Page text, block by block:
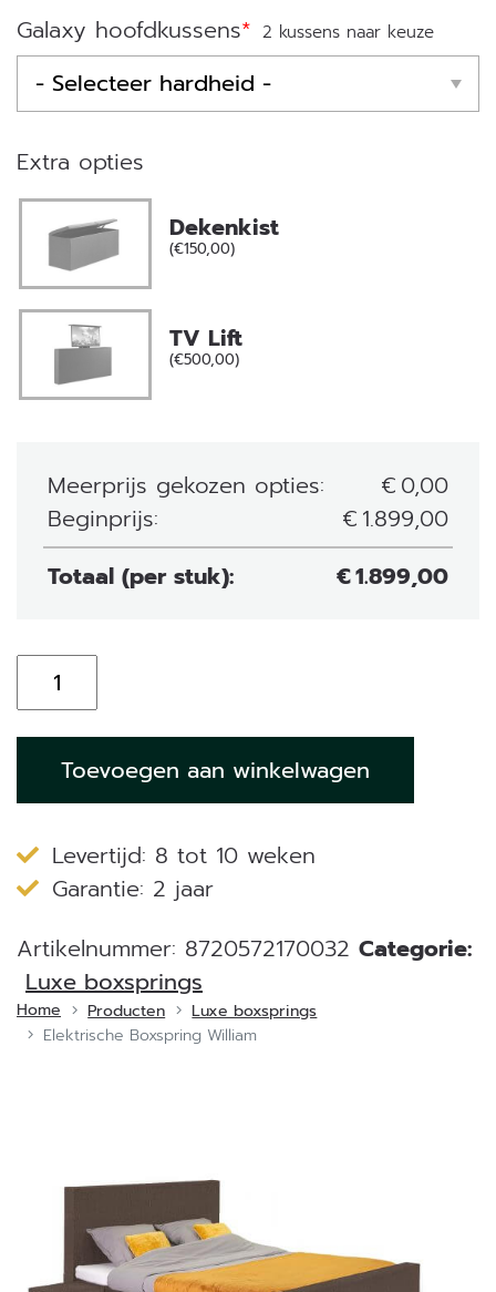
Home Producten
Luxe boxsprings
Elektrische Boxspring William
Galaxy hoofdkussens* 2 kussens naar keuze
Extra opties
Dekenkist
(€150,00)
TV Lift
(€500,00)
Meerprijs gekozen opties: € 0,00
Beginprijs:
€ 1.899,00
Totaal (per stuk):
€1.899,00
Elektrische
Boxspring
William
aantalToevoegen aan winkelwagen
Levertijd: 8 tot 10 weken
Garantie: 2 jaar
Artikelnummer: 8720572170032 Categorie:
Luxe boxsprings